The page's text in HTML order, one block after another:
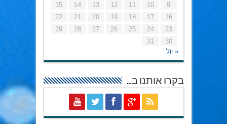
9
10
11
12
13
14
15
16
17
18
19
20
21
22
23
24
25
26
27
28
29
30
31
« יול
בקרו אותנו ב…